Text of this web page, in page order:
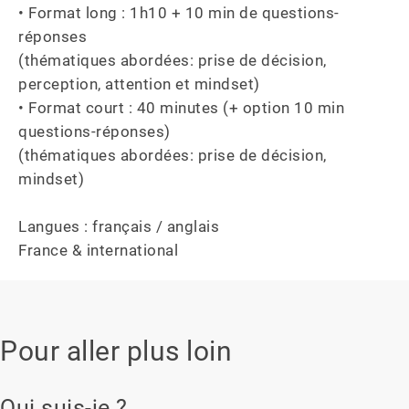
• Format long : 1h10 + 10 min de questions-
réponses
(thématiques abordées: prise de décision,
perception, attention et mindset)
• Format court : 40 minutes (+ option 10 min
questions-réponses)
(thématiques abordées: prise de décision,
mindset)
Langues : français / anglais
France & international
Pour aller plus loin